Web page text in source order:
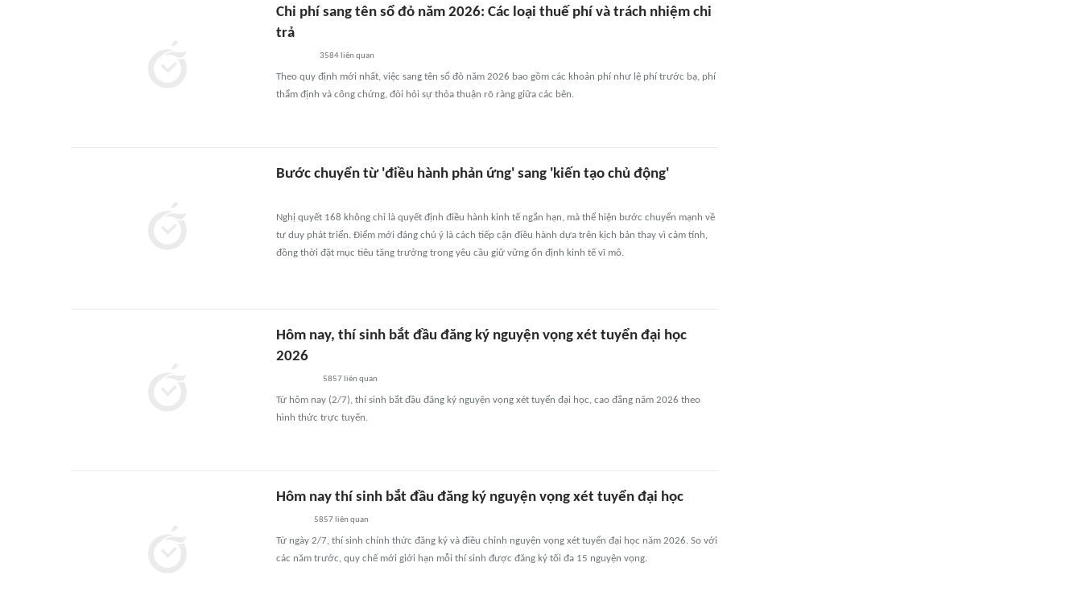
Chi phí sang tên sổ đỏ năm 2026: Các loại thuế phí và trách nhiệm chi
trả
3584 liên quan
Theo quy định mới nhất, việc sang tên sổ đỏ năm 2026 bao gồm các khoản phí như lệ phí trước bạ, phí
thẩm định và công chứng, đòi hỏi sự thỏa thuận rõ ràng giữa các bên.
Bước chuyển từ 'điều hành phản ứng' sang 'kiến tạo chủ động'
Nghị quyết 168 không chỉ là quyết định điều hành kinh tế ngắn hạn, mà thể hiện bước chuyển mạnh về
tư duy phát triển. Điểm mới đáng chú ý là cách tiếp cận điều hành dựa trên kịch bản thay vì cảm tính,
đồng thời đặt mục tiêu tăng trưởng trong yêu cầu giữ vững ổn định kinh tế vĩ mô.
Hôm nay, thí sinh bắt đầu đăng ký nguyện vọng xét tuyển đại học
2026
5857liên quan
Từ hôm nay (2/7), thí sinh bắt đầu đăng ký nguyện vọng xét tuyển đại học, cao đẳng năm 2026 theo
hình thức trực tuyến.
Hôm nay thí sinh bắt đầu đăng ký nguyện vọng xét tuyển đại học
5857liên quan
Từ ngày 2/7, thí sinh chính thức đăng ký và điều chỉnh nguyện vọng xét tuyển đại học năm 2026. So với
các năm trước, quy chế mới giới hạn mỗi thí sinh được đăng ký tối đa 15 nguyện vọng.